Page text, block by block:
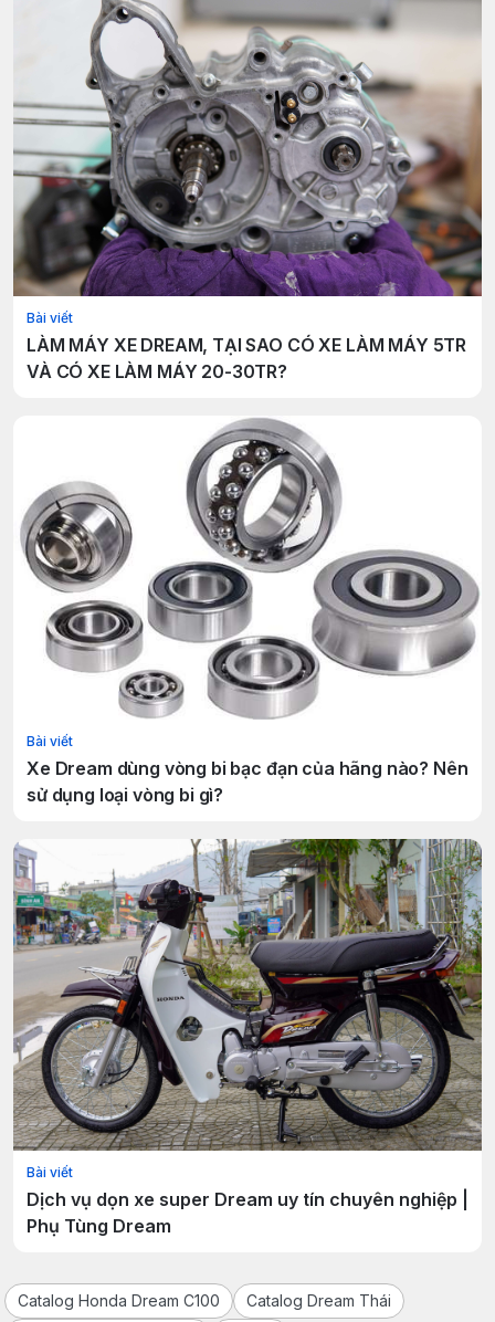
Bài viết
LÀM MÁY XE DREAM, TẠI SAO CÓ XE LÀM MÁY 5TR
VÀ CÓ XE LÀM MÁY 20-30TR?
Bài viết
Xe Dream dùng vòng bi bạc đạn của hãng nào? Nên
sử dụng loại vòng bi gì?
Bài viết
Dịch vụ dọn xe super Dream uy tín chuyên nghiệp |
Phụ Tùng Dream
Catalog Honda Dream C100
Catalog Dream Thái